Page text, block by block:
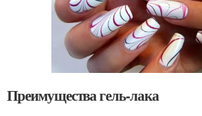
Преимущества гель-лака